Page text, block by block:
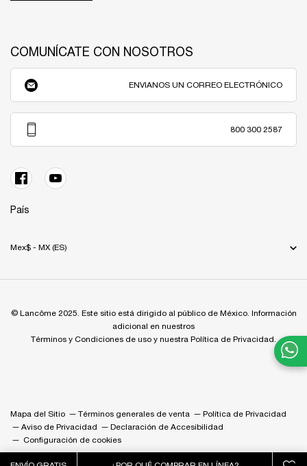
COMUNÍCATE CON NOSOTROS
ENVIANOS UN CORREO ELECTRÓNICO
800 300 2587
País
Mex$ - MX (ES)
© Lancôme 2025. Este sitio está dirigido al público de México. Información
adicional en nuestros
Términos y Condiciones de uso y nuestra Política de Privacidad.
Mapa del Sitio Términos generales de venta
Política de Privacidad
Aviso de Privacidad
Declaración de Accesibilidad
Configuración de cookies